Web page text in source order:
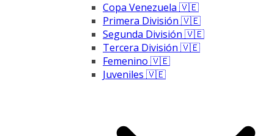
Copa Venezuela 🇻🇪
Primera División 🇻🇪
Segunda División 🇻🇪
Tercera División 🇻🇪
Femenino 🇻🇪
Juveniles 🇻🇪